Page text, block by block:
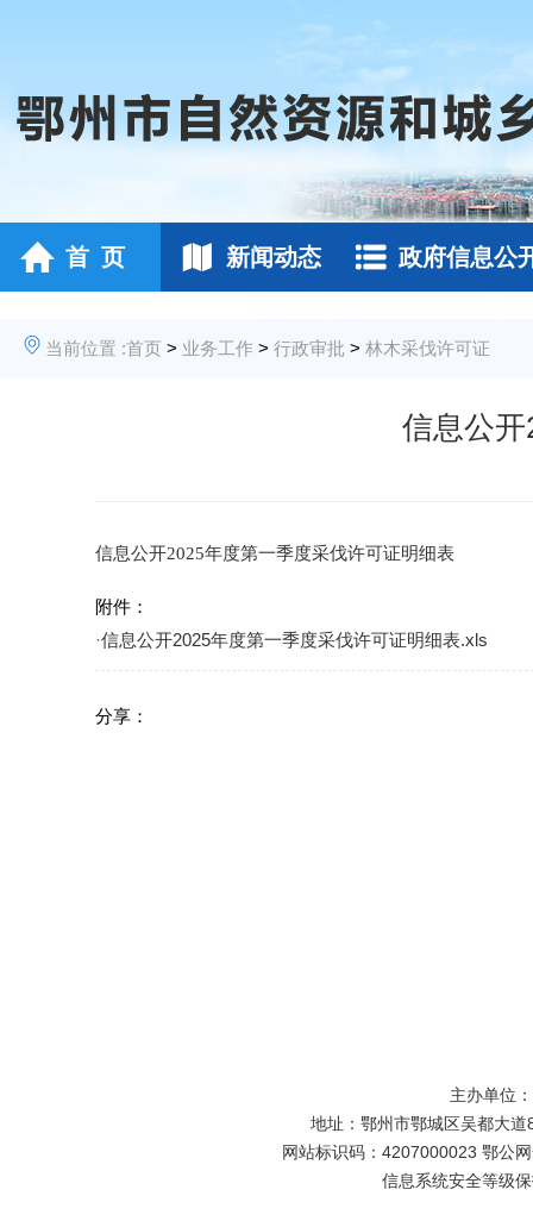
首 页 新闻动态 政府信息公
当前位置 :首页 > 业务工作 > 行政审批 > 林木采伐许可证
信息公
信息公开2025年度第一季度采伐许可证明细表
附件：
·信息公开2025年度第一季度采伐许可证明细表.xls
分享：
主办单位
地址：鄂州市鄂城区吴都大
网站标识码：4207000023 鄂公
信息系统安全等级